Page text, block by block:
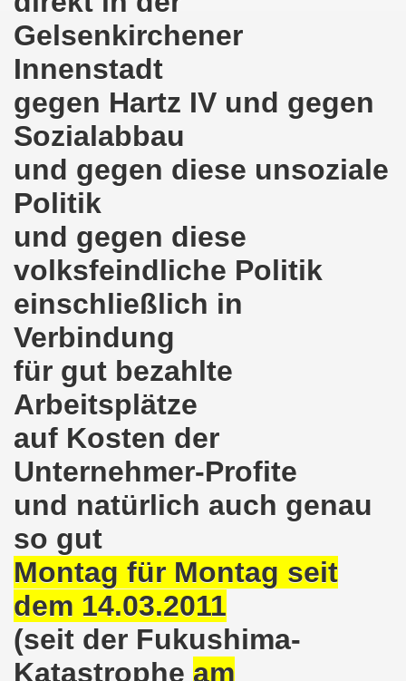
Gelsenkirchener
Innenstadt
gegen Hartz IV und gegen
Sozialabbau
und gegen diese unsoziale
Politik
und gegen diese
volksfeindliche Politik
einschließlich in
Verbindung
für gut bezahlte
Arbeitsplätze
auf Kosten der
Unternehmer-Profite
und natürlich auch genau
so gut
Montag für Montag seit
dem 14.03.2011
(seit der Fukushima-
Katastrophe am
wir den III. Weltkrieg! Kommt zum Antikriegstag
ist bereit seit dem 22.08.2022 zu kämpfen
Montagsdemo-Bewegung: Stärken wir
feierte am 11.07.2022 das 750. Jubiläum der
751. Gelsenkirchener Montagsdemo-Bewegung auf
gegen Inflation, gegen Armut und gegen die
mit bis zu etwa ca. 1.500 Teilnehmerinnen
Montagsdemo-Bewegung am 23.05.2022 - stärken wir
mich aktiv am 01.05.2022 im Zeichen des Kampfes
gleichermaßen bekämpfen am 28.03.2022 auf
Montagsdemo-Bewegung - stärken wir
am 14.03.2022: Wir müssen alles tun, um
Montagsdemo-Bewegung am 14.03.2022 - stärken wir
am 28.02.2022 - breiter Protest und breiter
ruft auf am 28.02.2022 zum Tag des
Bewegung am 14. Februar 2022 in der Innenstadt
der 740. Gelsenkirchener Montagsdemo-Bewegung